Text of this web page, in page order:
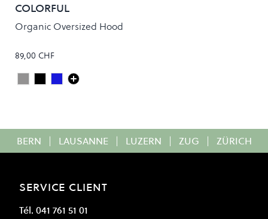
COLORFUL
STANDARD
Organic Oversized Hood
89,00 CHF
Colour
Heather Grey
Deep Black
Navy Blue
BERN | LAUSANNE | LUZERN | ZUG | ZÜRICH
SERVICE CLIENT
Tél. 041 761 51 01